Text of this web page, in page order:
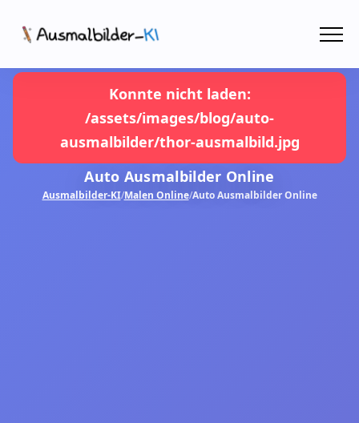
Malen Online
Konnte nicht laden:
/assets/images/blog/auto-
ausmalbilder/thor-ausmalbild.jpg
Auto Ausmalbilder Online
Ausmalbilder-KI/Malen Online/Auto Ausmalbilder Online